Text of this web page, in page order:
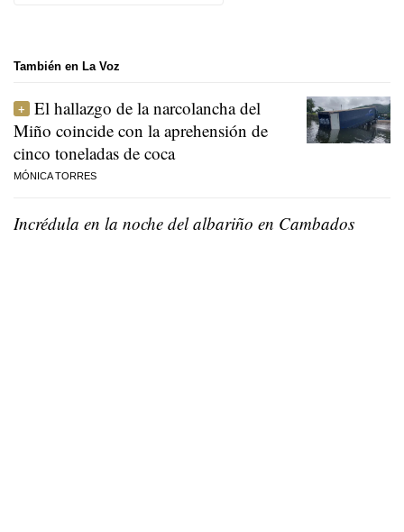
También en La Voz
El hallazgo de la narcolancha del
Miño coincide con la aprehensión de
cinco toneladas de coca
MÓNICA TORRES
Incrédula en la noche del albariño en Cambados